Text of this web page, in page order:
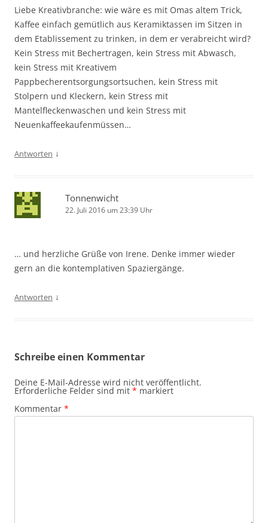
Liebe Kreativbranche: wie wäre es mit Omas altem Trick,
Kaffee einfach gemütlich aus Keramiktassen im Sitzen in
dem Etablissement zu trinken, in dem er verabreicht wird?
Kein Stress mit Bechertragen, kein Stress mit Abwasch,
kein Stress mit Kreativem
Pappbecherentsorgungsortsuchen, kein Stress mit
Stolpern und Kleckern, kein Stress mit
Mantelfleckenwaschen und kein Stress mit
Neuenkaffeekaufenmüssen…
Antworten ↓
Tonnenwicht
22. Juli 2016 um 23:39 Uhr
… und herzliche Grüße von Irene. Denke immer wieder
gern an die kontemplativen Spaziergänge.
Antworten ↓
Schreibe einen Kommentar
Deine E-Mail-Adresse wird nicht veröffentlicht.
Erforderliche Felder sind mit * markiert
Kommentar *